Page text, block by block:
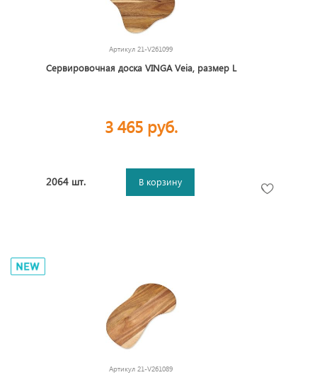
Артикул 21-V261099
Сервировочная доска VINGA Veia, размер L
3 465 руб.
2064 шт. В корзину
Артикул 21-V261089